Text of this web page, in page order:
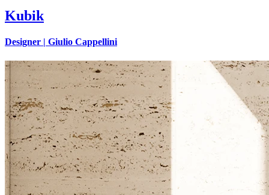
Kubik
Designer | Giulio Cappellini